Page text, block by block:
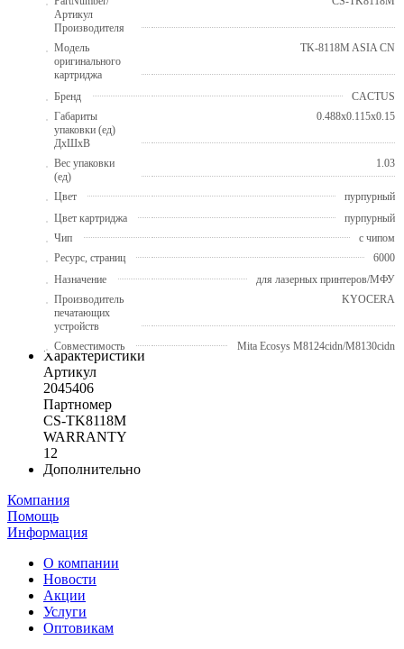
Артикул
Производителя
Модель
оригинального
картриджа
TK-8118M ASIA CN
Бренд
CACTUS
Габариты
упаковки (ед)
ДхШхВ
0.488x0.115x0.15
Вес упаковки
(ед)
1.03
Цвет
пурпурный
Цвет картриджа
пурпурный
Чип
с чипом
Ресурс, страниц
6000
Назначение
для лазерных принтеров/МФУ
Производитель
печатающих
устройств
KYOCERA
Совместимость Mita Ecosys M8124cidn/M8130cidn
Характеристики
Артикул
2045406
Партномер
CS-TK8118M
WARRANTY
12
Дополнительно
Компания
Помощь
Информация
О компании
Новости
Акции
Услуги
Оптовикам